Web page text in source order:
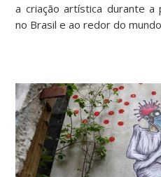
a criação artística durante a
no Brasil e ao redor do